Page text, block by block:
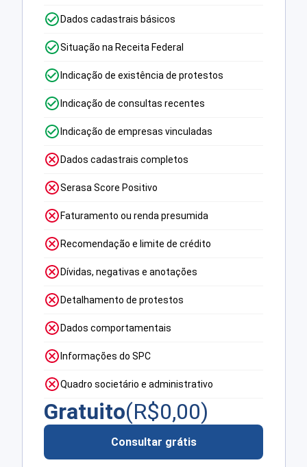
Dados cadastrais básicos
Situação na Receita Federal
Indicação de existência de protestos
Indicação de consultas recentes
Indicação de empresas vinculadas
Dados cadastrais completos
Serasa Score Positivo
Faturamento ou renda presumida
Recomendação e limite de crédito
Dívidas, negativas e anotações
Detalhamento de protestos
Dados comportamentais
Informações do SPC
Quadro societário e administrativo
Gratuito(R$0,00)
Consultar grátis